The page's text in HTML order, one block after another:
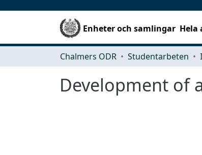
Enheter och samlingar Hela
Chalmers ODR Studentarbeten
Development of